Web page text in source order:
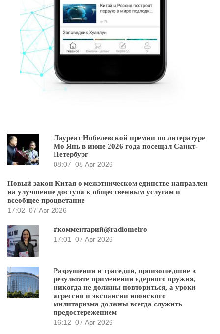
Лауреат Нобелевской премии по литературе
Мо Янь в июне 2026 года посещал Санкт-
Петербург
08:07 08 Авг 2026
Новый закон Китая о межэтническом единстве направлен
на улучшение доступа к общественным услугам и
всеобщее процветание
17:02 07 Авг 2026
#комментарий@radiometro
17:01
07 Авг 2026
Разрушения и трагедии, произошедшие в
результате применения ядерного оружия,
никогда не должны повториться, а уроки
агрессии и экспансии японского
милитаризма должны всегда служить
предостережением
16:12 07 Авг 2026